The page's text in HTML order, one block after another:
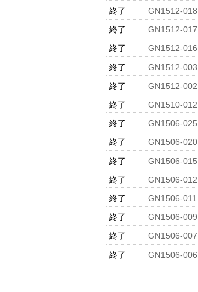
終了
GN1512-018
終了
GN1512-017
終了
GN1512-016
終了
GN1512-003
終了
GN1512-002
終了
GN1510-012
終了
GN1506-025
終了
GN1506-020
終了
GN1506-015
終了
GN1506-012
終了
GN1506-011
終了
GN1506-009
終了
GN1506-007
終了
GN1506-006